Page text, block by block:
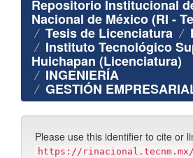
Repositorio Institucional
Nacional de México (RI -
Tesis de Licenciatura
Instituto Tecnológico
Huichapan (Licenciatura)
INGENIERÍA
GESTIÓN
Please use this identifier to cite or
https://rinacional.tecnm.mx/